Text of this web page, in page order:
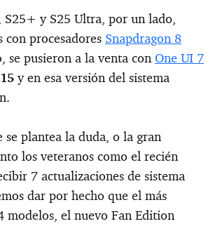
S25+ y S25 Ultra, por un lado,
con procesadores Snapdragon 8
se pusieron a la venta con One UI 7
y en esa versión del sistema
se plantea la duda, o la gran
los veteranos como el recién
7 actualizaciones de sistema
dar por hecho que el más
modelos, el nuevo Fan Edition